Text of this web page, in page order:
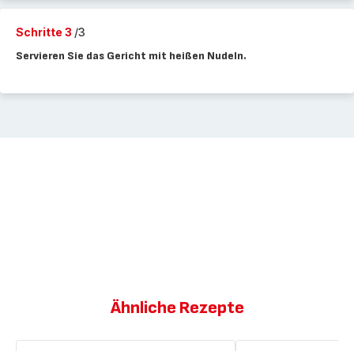
Schritte 3 /3
Servieren Sie das Gericht mit heißen Nudeln.
Ähnliche Rezepte